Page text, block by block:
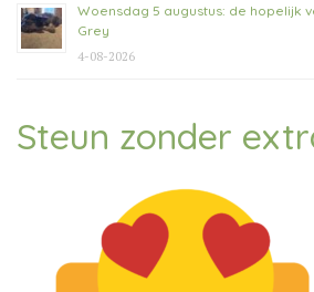
Woensdag 5 augustus: de hopelijk
Grey
4-08-2026
Steun zonder